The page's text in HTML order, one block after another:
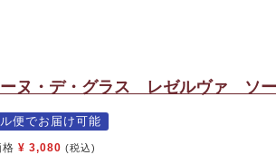
ーヌ・デ・グラス レゼルヴァ ソ
便でお届け可能
格 ¥ 3,080 (税込)